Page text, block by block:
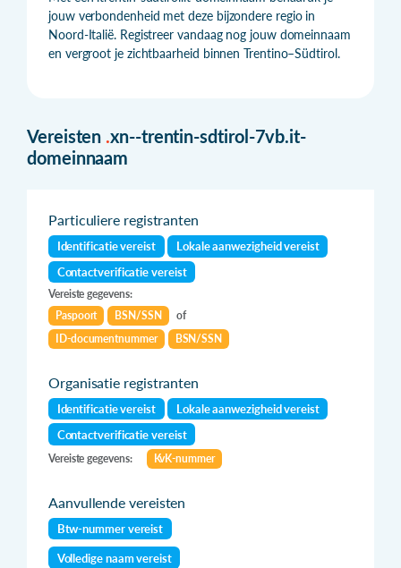
jouw verbondenheid met deze bijzondere regio in
Noord-Italië. Registreer vandaag nog jouw domeinnaam
en vergroot je zichtbaarheid binnen Trentino–Südtirol.
Vereisten .xn--trentin-sdtirol-7vb.it-
domeinnaam
Particuliere registranten
Identificatie vereist
Lokale aanwezigheid vereist
Contactverificatie vereist
Vereiste gegevens:
Paspoort
BSN/SSN
of
ID-documentnummer
BSN/SSN
Organisatie registranten
Identificatie vereist
Lokale aanwezigheid vereist
Contactverificatie vereist
Vereiste gegevens: KvK-nummer
Aanvullende vereisten
Btw-nummer vereist
Volledige naam vereist